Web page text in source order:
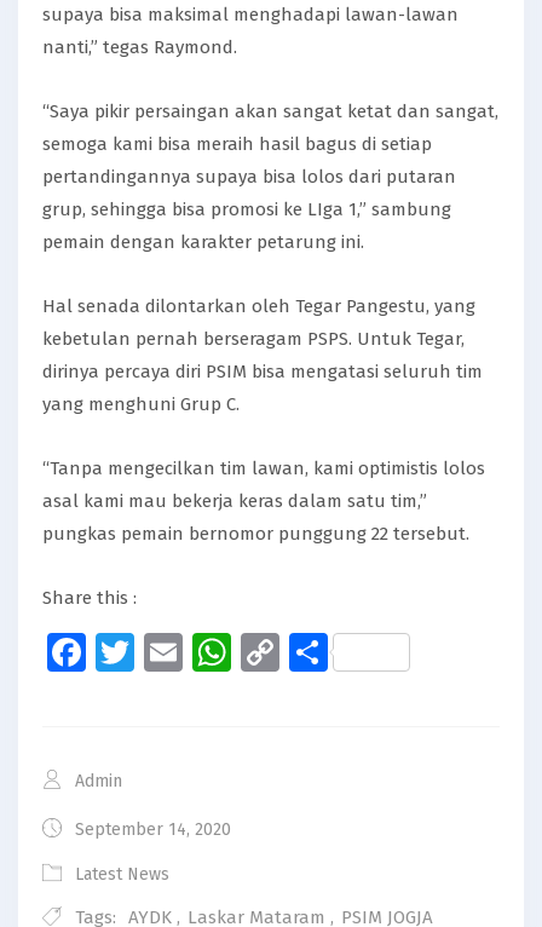
supaya bisa maksimal menghadapi lawan-lawan
nanti,” tegas Raymond.
“Saya pikir persaingan akan sangat ketat dan sangat,
semoga kami bisa meraih hasil bagus di setiap
pertandingannya supaya bisa lolos dari putaran
grup, sehingga bisa promosi ke LIga 1,” sambung
pemain dengan karakter petarung ini.
Hal senada dilontarkan oleh Tegar Pangestu, yang
kebetulan pernah berseragam PSPS. Untuk Tegar,
dirinya percaya diri PSIM bisa mengatasi seluruh tim
yang menghuni Grup C.
“Tanpa mengecilkan tim lawan, kami optimistis lolos
asal kami mau bekerja keras dalam satu tim,”
pungkas pemain bernomor punggung 22 tersebut.
Share this :
Facebook
Twitter
EmailWhatsApp
CopyShare
Admin
September 14, 2020
Latest News
Tags: AYDK , Laskar Mataram , PSIM JOGJA